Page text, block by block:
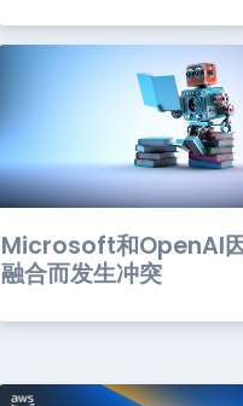
Microsoft和OpenAI
融合而发生冲突